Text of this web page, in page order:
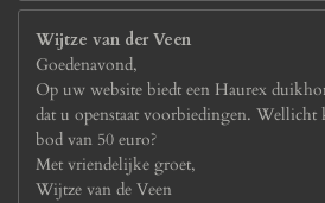
Wijtze van der Veen
Goedenavond,
Op uw website biedt een Haurex
dat u openstaat voorbiedingen. Wellicht
bod van 50 euro?
Met vriendelijke groet,
Wijtze van de Veen